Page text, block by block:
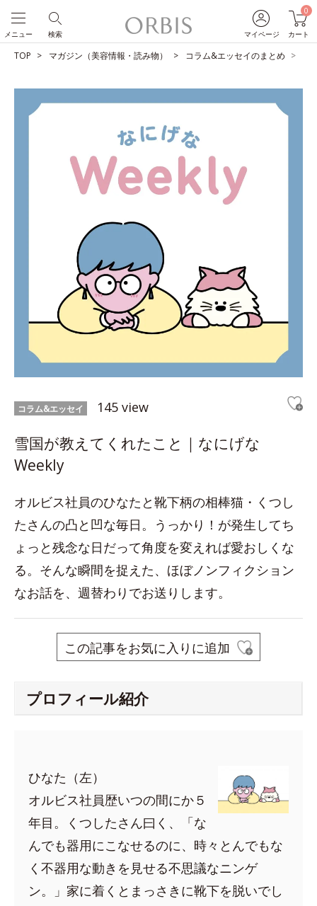
マイページ
0
カート
検索
メニュー
TOP マガジン（美容情報・読み物） コラム&エッセイのまとめ
コラム&エッセイ 145 view
雪国が教えてくれたこと｜なにげな
Weekly
オルビス社員のひなたと靴下柄の相棒猫・くつし
たさんの凸と凹な毎日。うっかり！が発生してち
ょっと残念な日だって角度を変えれば愛おしくな
る。そんな瞬間を捉えた、ほぼノンフィクション
なお話を、週替わりでお送りします。
この記事をお気に入りに追加
プロフィール紹介
ひなた（左）
オルビス社員歴いつの間にか５
年目。くつしたさん曰く、「な
んでも器用にこなせるのに、時々とんでもな
く不器用な動きを見せる不思議なニンゲ
ン。」家に着くとまっさきに靴下を脱いでし